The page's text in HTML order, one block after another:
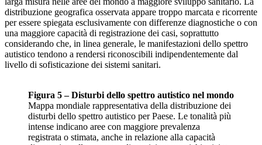
distribuzione geografica osservata appare troppo marcata e ricorrente
per essere spiegata esclusivamente con differenze diagnostiche o con
una maggiore capacità di registrazione dei casi, soprattutto
considerando che, in linea generale, le manifestazioni dello spettro
autistico tendono a rendersi riconoscibili indipendentemente dal
livello di sofisticazione dei sistemi sanitari.
Figura 5 – Disturbi dello spettro autistico nel mondo
Mappa mondiale rappresentativa della distribuzione dei
disturbi dello spettro autistico per Paese. Le tonalità più
intense indicano aree con maggiore prevalenza
registrata o stimata, anche in relazione alla capacità